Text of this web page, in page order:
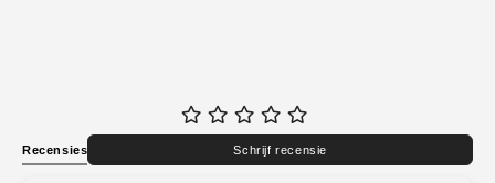
Recensies Schrijf recensie